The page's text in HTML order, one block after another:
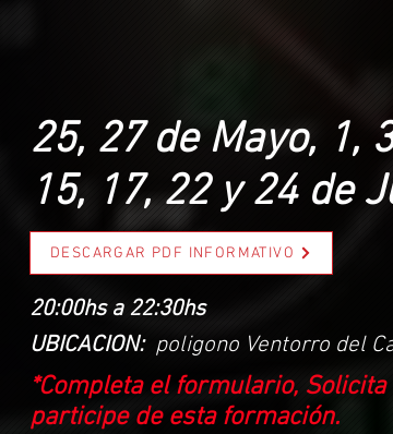
UBICACION: poligono Ventorro del
*Completa el formulario,
participe de esta formación.
25, 27 de Mayo, 1,
15, 17, 22 y 24 de
20:00hs a 22:30hs
DESCARGAR PDF INFORMATIVO